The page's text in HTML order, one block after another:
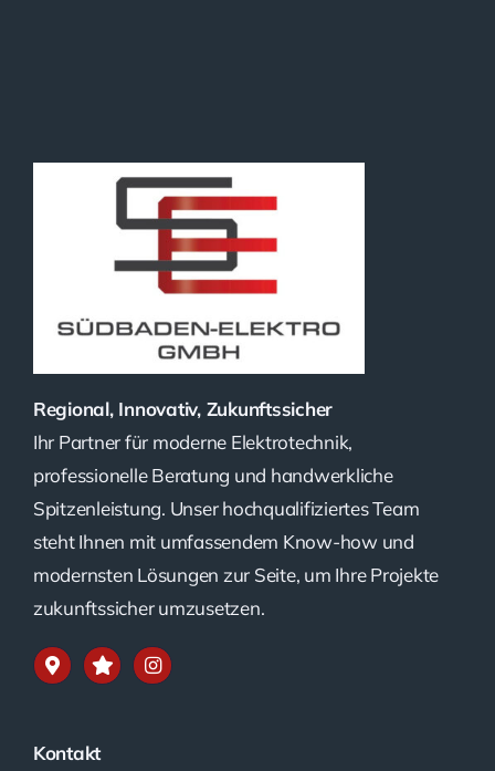
Regional, Innovativ, Zukunftssicher
Ihr Partner für moderne Elektrotechnik,
professionelle Beratung und handwerkliche
Spitzenleistung. Unser hochqualifiziertes Team
steht Ihnen mit umfassendem Know-how und
modernsten Lösungen zur Seite, um Ihre Projekte
zukunftssicher umzusetzen.
Kontakt